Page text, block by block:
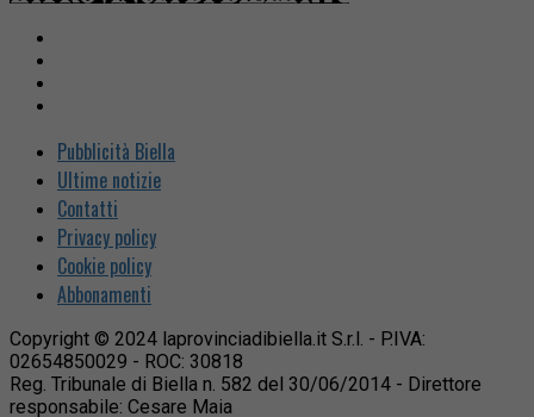
Pubblicità Biella
Ultime notizie
Contatti
Privacy policy
Cookie policy
Abbonamenti
Copyright © 2024 laprovinciadibiella.it S.r.l. - P.IVA:
02654850029 - ROC: 30818
Reg. Tribunale di Biella n. 582 del 30/06/2014 - Direttore
responsabile: Cesare Maia